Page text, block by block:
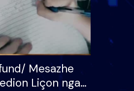
Mesazhe
Liçon nga